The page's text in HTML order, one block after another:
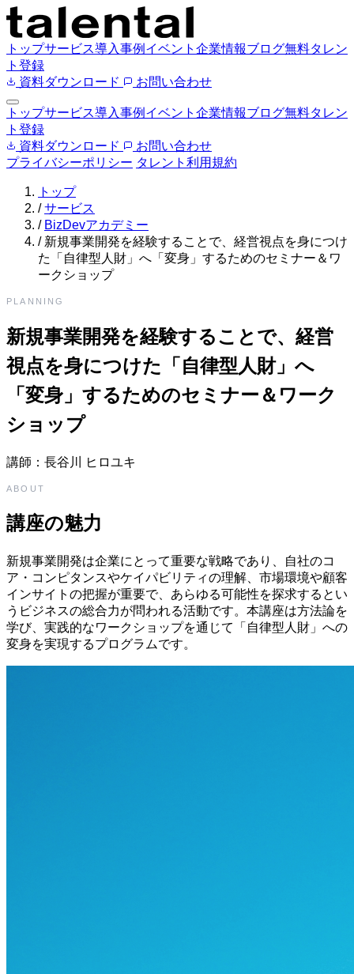
トップサービス導入事例 イベント 企業情報ブログ無料タレン
ト登録
資料ダウンロード
お問い合わせ
トップサービス導入事例 イベント 企業情報ブログ無料タレン
ト登録
資料ダウンロード
お問い合わせ
プライバシーポリシー タレント利用規約
トップ
/ サービス
/ BizDevアカデミー
/ 新規事業開発を経験することで、経営視点を身につけ
た「自律型人財」へ「変身」するためのセミナー＆ワ
ークショップ
PLANNING
新規事業開発を経験することで、経営
視点を身につけた「自律型人財」へ
「変身」するためのセミナー＆ワーク
ショップ
講師：長谷川 ヒロユキ
ABOUT
講座の魅力
新規事業開発は企業にとって重要な戦略であり、自社のコ
ア・コンピタンスやケイパビリティの理解、市場環境や顧客
インサイトの把握が重要で、あらゆる可能性を探求するとい
うビジネスの総合力が問われる活動です。本講座は方法論を
学び、実践的なワークショップを通じて「自律型人財」への
変身を実現するプログラムです。